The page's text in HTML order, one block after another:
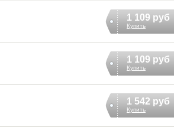
1 109 руб
Купить
1 109 руб
Купить
1 542 руб
Купить